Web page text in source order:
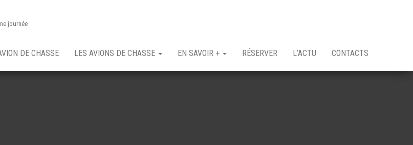
journée
DE CHASSE LES AVIONS DE CHASSE EN SAVOIR + RÉSERVER L’ACTU CONTACTS